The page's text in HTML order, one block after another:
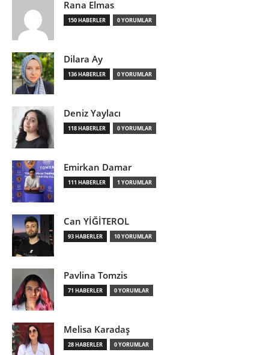
Rana Elmas
150 HABERLER 0 YORUMLAR
Dilara Ay
136 HABERLER 0 YORUMLAR
Deniz Yaylacı
118 HABERLER 0 YORUMLAR
Emirkan Damar
111 HABERLER 1 YORUMLAR
Can YİĞİTEROL
93 HABERLER 10 YORUMLAR
Pavlina Tomzis
71 HABERLER 0 YORUMLAR
Melisa Karadaş
28 HABERLER 0 YORUMLAR